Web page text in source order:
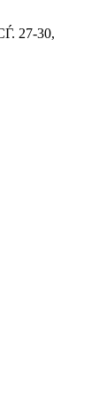
27-30,